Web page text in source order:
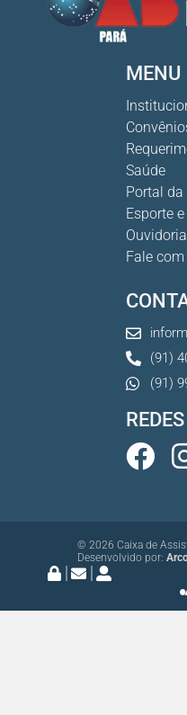
MENU
Saúde
Portal da
Esporte
Fale com
(91)
(91)
© 2026 Caixa de
Desenvolvido por: